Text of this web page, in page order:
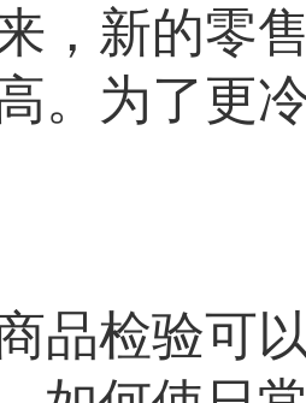
，新的零
。为了更
检验可以